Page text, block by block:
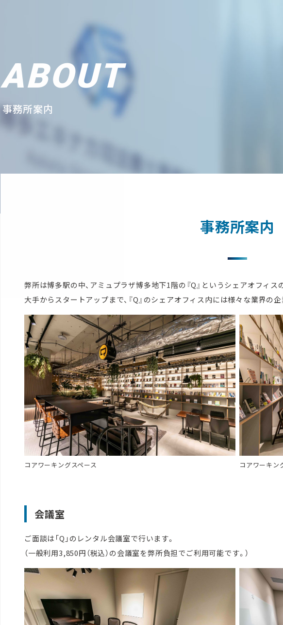
ABOUT
事務所案内
事務所案内
弊所は博多駅の中、アミュプラザ博多地下1階の『Q』というシェアオフィ
大手からスタートアップまで、『Q』のシェアオフィス内には様々な業界の
コアワーキングスペース コアワーキン
会議室
ご面談は「Q」のレンタル会議室で行います。
（一般利用3,850円（税込）の会議室を弊所負担でご利用可能です。）